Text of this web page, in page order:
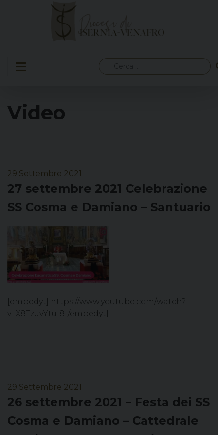
per:
Video
29 Settembre 2021
27 settembre 2021 Celebrazione
SS Cosma e Damiano – Santuario
[embedyt] https://www.youtube.com/watch?
v=X8TzuvYtuI8[/embedyt]
29 Settembre 2021
26 settembre 2021 – Festa dei SS
Cosma e Damiano – Cattedrale